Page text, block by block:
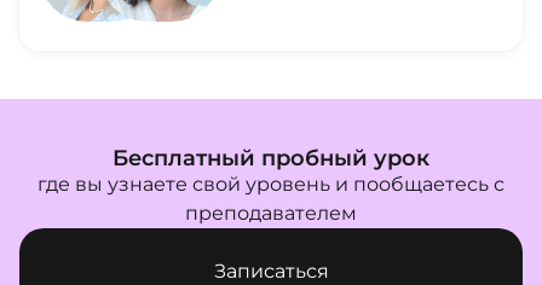
Бесплатный пробный урок
где вы узнаете свой уровень и пообщаетесь с
преподавателем
Записаться